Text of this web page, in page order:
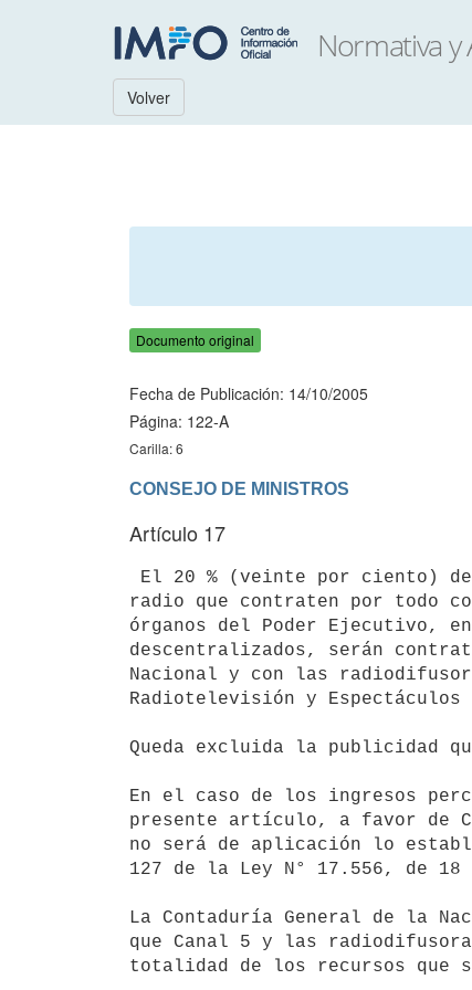
Volver
Documento original
Fecha de Publicación: 14/10/2005
Página: 122-A
Carilla: 6
CONSEJO DE MINISTROS
Artículo 17
radio que contraten por todo
órganos del Poder Ejecutivo,
descentralizados, serán
Nacional y con las
Radiotelevisión y Espectáculos
Queda excluida la publicidad
En el caso de los ingresos
presente artículo, a favor de
no será de aplicación lo
127 de la Ley N° 17.556, de 18
La Contaduría General de la
que Canal 5 y las